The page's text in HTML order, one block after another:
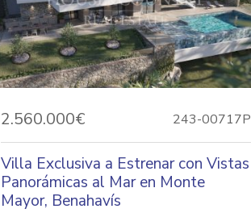
2.560.000€ 243-00717P
Villa Exclusiva a Estrenar con Vistas
Panorámicas al Mar en Monte
Mayor, Benahavís